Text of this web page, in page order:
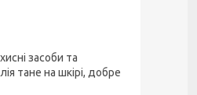
засоби та
тане на шкірі, добре